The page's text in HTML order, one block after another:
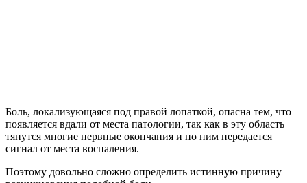
Боль, локализующаяся под правой лопаткой, опасна тем, что
появляется вдали от места патологии, так как в эту область
тянутся многие нервные окончания и по ним передается
сигнал от места воспаления.
Поэтому довольно сложно определить истинную причину